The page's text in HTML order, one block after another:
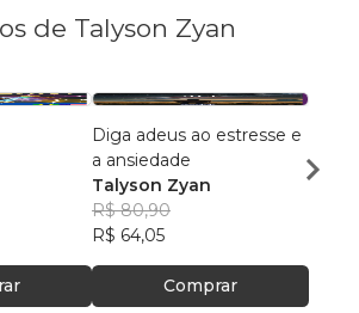
de Talyson Zyan
Diga adeus ao estresse e
a ansiedade
Talyson Zyan
R$ 80,90
R$ 64,05
Comprar
R$